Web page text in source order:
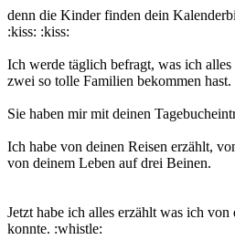
denn die Kinder finden dein
:kiss: :kiss:
Ich werde täglich befragt, was ich
zwei so tolle Familien bekommen hast.
Sie haben mir mit deinen
Ich habe von deinen Reisen erzählt,
von deinem Leben auf drei Beinen.
Jetzt habe ich alles erzählt was ich
konnte. :whistle: